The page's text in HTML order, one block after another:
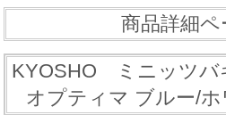
商品詳細ペ
KYOSHO ミニッツバ
オプティマ ブルー/